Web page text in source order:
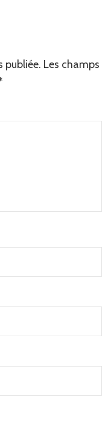
publiée. Les champs